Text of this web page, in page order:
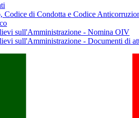
Codice di Condotta e Codice
sull'Amministrazione - Nomina OIV
sull'Amministrazione - Documenti di